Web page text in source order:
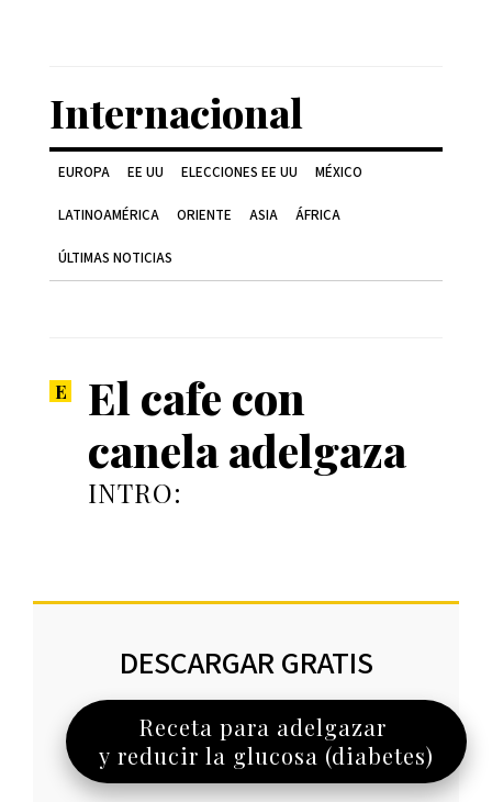
Internacional
EUROPA EE UU ELECCIONES EE UU MÉXICO
LATINOAMÉRICA ORIENTE ASIA ÁFRICA
ÚLTIMAS NOTICIAS
El cafe con
canela adelgaza
INTRO:
DESCARGAR GRATIS
Receta para adelgazar
y reducir la glucosa (diabetes)